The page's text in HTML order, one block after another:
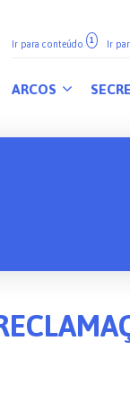
Ir para conteúdo 1 Ir
ARCOS